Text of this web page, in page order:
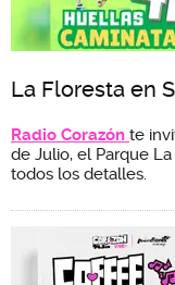
La Floresta en
Radio Corazón te
de Julio, el Parque
todos los detalles.